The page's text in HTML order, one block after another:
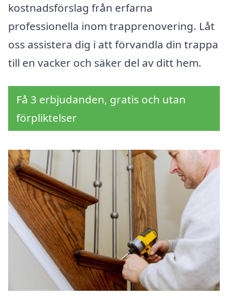
kostnadsförslag från erfarna
professionella inom trapprenovering. Låt
oss assistera dig i att förvandla din trappa
till en vacker och säker del av ditt hem.
Få 3 erbjudanden, gratis och utan
förpliktelser